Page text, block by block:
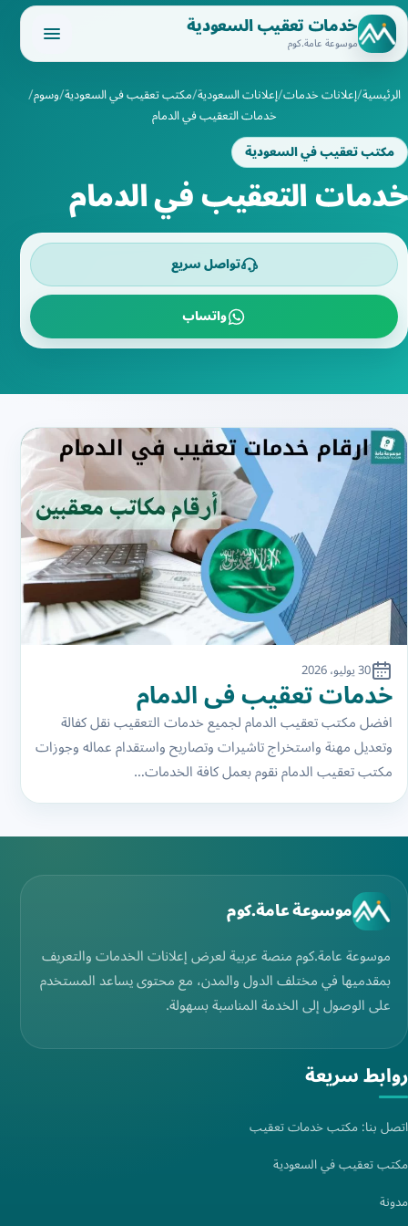
خدمات تعقيب السعودية
موسوعة عامة.كوم
الرئيسية إعلانات خدمات إعلانات السعودية مكتب تعقيب في السعودية وسوم
خدمات التعقيب في الدمام
مكتب تعقيب في السعودية
خدمات التعقيب في الدمام
تواصل سريع
واتساب
30 يوليو، 2026
خدمات تعقيب في الدمام
افضل مكتب تعقيب الدمام لجميع خدمات التعقيب نقل كفالة
وتعديل مهنة واستخراج تاشيرات وتصاريح واستقدام عماله وجوزات
مكتب تعقيب الدمام نقوم بعمل كافة الخدمات…
موسوعة عامة.كوم
موسوعة عامة.كوم منصة عربية لعرض إعلانات الخدمات والتعريف
بمقدميها في مختلف الدول والمدن، مع محتوى يساعد المستخدم
على الوصول إلى الخدمة المناسبة بسهولة.
روابط سريعة
اتصل بنا: مكتب خدمات تعقيب
مكتب تعقيب في السعودية
مدونة